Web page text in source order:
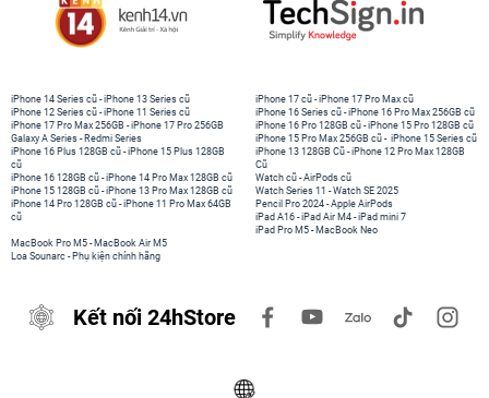
iPhone 14 Series cũ -iPhone 13 Series cũ
iPhone 12 Series cũ -iPhone 11 Series cũ
iPhone 17 Pro Max 256GB -iPhone 17 Pro 256GB
Galaxy A Series - Redmi Series
iPhone 17 cũ -iPhone 17 Pro Max cũ
iPhone 16 Series cũ - iPhone 16 Pro Max 256GB cũ
iPhone 16 Pro 128GB cũ -iPhone 15 Pro 128GB cũ
iPhone 15 Pro Max 256GB cũ - iPhone 15 Series cũ
iPhone 16 Plus 128GB cũ -iPhone 15 Plus 128GB
cũ
iPhone 16 128GB cũ -iPhone 14 Pro Max 128GB cũ
iPhone 15 128GB cũ -iPhone 13 Pro Max 128GB cũ
iPhone 14 Pro 128GB cũ -iPhone 11 Pro Max 64GB
cũ
iPhone 13 128GB Cũ -iPhone 12 Pro Max 128GB
Cũ
Watch cũ -AirPods cũ
Watch Series 11 -Watch SE 2025
Pencil Pro 2024 -Apple AirPods
iPad A16 -iPad Air M4 -iPad mini 7
iPad Pro M5 - MacBook Neo
MacBook Pro M5 - MacBook Air M5
Loa Sounarc - Phụ kiện chính hãng
Kết nối 24hStore